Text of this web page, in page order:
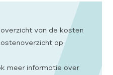
van de kosten
op
meer informatie over